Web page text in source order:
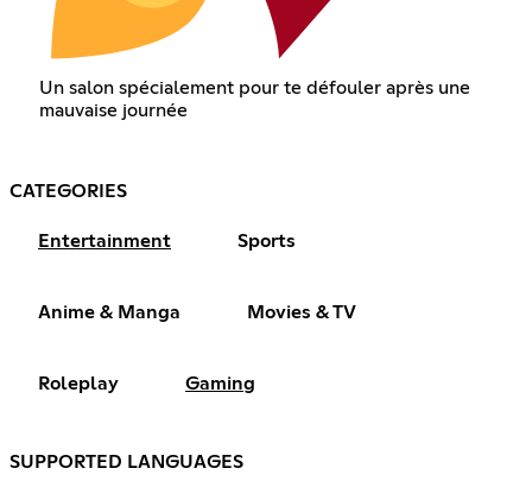
Un salon spécialement pour te défouler après une
mauvaise journée
CATEGORIES
Entertainment Sports
Anime & Manga Movies & TV
Roleplay Gaming
SUPPORTED LANGUAGES